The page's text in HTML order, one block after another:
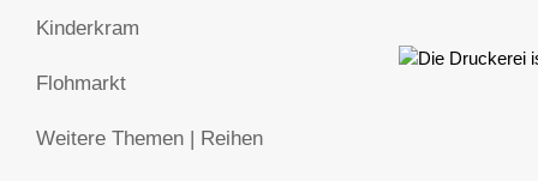
Kinderkram
Flohmarkt
Weitere Themen | Reihen